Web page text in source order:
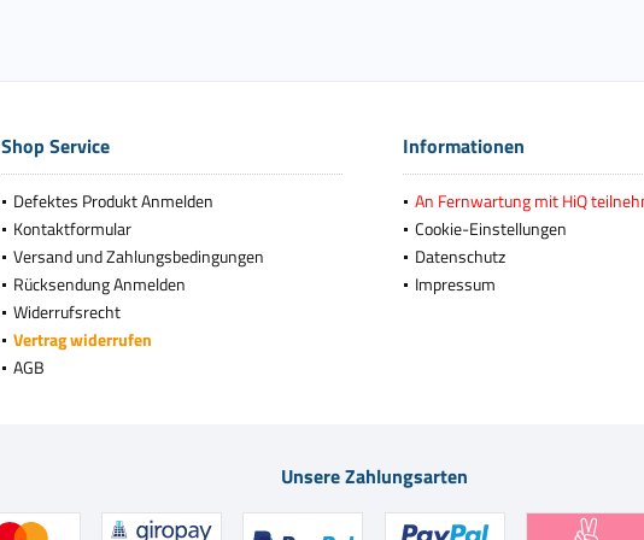
Shop Service
Defektes Produkt Anmelden
Kontaktformular
Versand und Zahlungsbedingungen
Rücksendung Anmelden
Widerrufsrecht
Vertrag widerrufen
AGB
Informationen
An Fernwartung mit HiQ
Cookie-Einstellungen
Datenschutz
Impressum
Unsere Zahlungsarten